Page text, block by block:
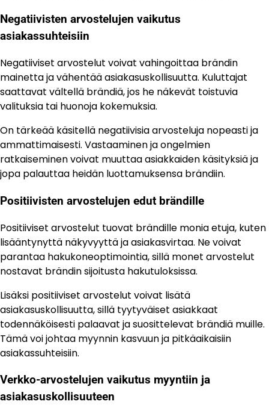
Negatiivisten arvostelujen vaikutus
asiakassuhteisiin
Negatiiviset arvostelut voivat vahingoittaa brändin
mainetta ja vähentää asiakasuskollisuutta. Kuluttajat
saattavat vältellä brändiä, jos he näkevät toistuvia
valituksia tai huonoja kokemuksia.
On tärkeää käsitellä negatiivisia arvosteluja nopeasti ja
ammattimaisesti. Vastaaminen ja ongelmien
ratkaiseminen voivat muuttaa asiakkaiden käsityksiä ja
jopa palauttaa heidän luottamuksensa brändiin.
Positiivisten arvostelujen edut brändille
Positiiviset arvostelut tuovat brändille monia etuja, kuten
lisääntynyttä näkyvyyttä ja asiakasvirtaa. Ne voivat
parantaa hakukoneoptimointia, sillä monet arvostelut
nostavat brändin sijoitusta hakutuloksissa.
Lisäksi positiiviset arvostelut voivat lisätä
asiakasuskollisuutta, sillä tyytyväiset asiakkaat
todennäköisesti palaavat ja suosittelevat brändiä muille.
Tämä voi johtaa myynnin kasvuun ja pitkäaikaisiin
asiakassuhteisiin.
Verkko-arvostelujen vaikutus myyntiin ja
asiakasuskollisuuteen